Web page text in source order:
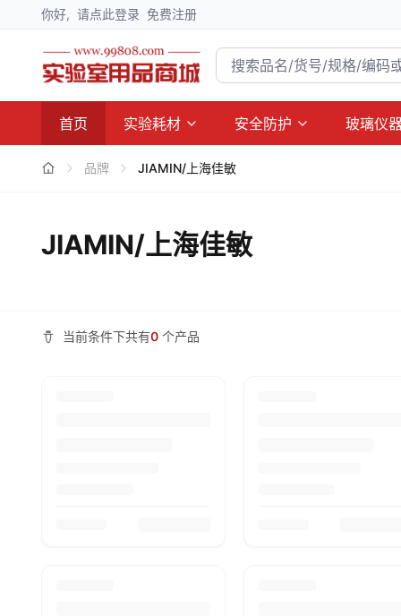
你好, 请点此登录 免费注册
首页 实验耗材 安全防护 玻璃仪
品牌 JIAMIN/上海佳敏
JIAMIN/上海佳敏
当前条件下共有0 个产品